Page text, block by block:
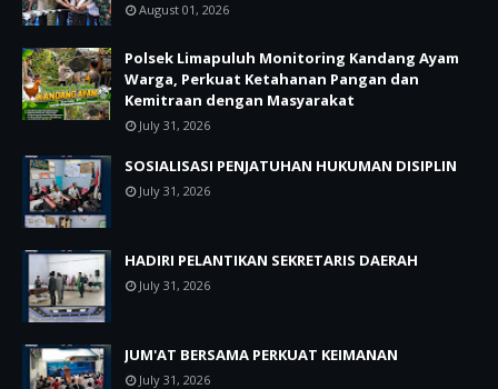
August 01, 2026
Polsek Limapuluh Monitoring Kandang Ayam
Warga, Perkuat Ketahanan Pangan dan
Kemitraan dengan Masyarakat
July 31, 2026
SOSIALISASI PENJATUHAN HUKUMAN DISIPLIN
July 31, 2026
HADIRI PELANTIKAN SEKRETARIS DAERAH
July 31, 2026
JUM'AT BERSAMA PERKUAT KEIMANAN
July 31, 2026